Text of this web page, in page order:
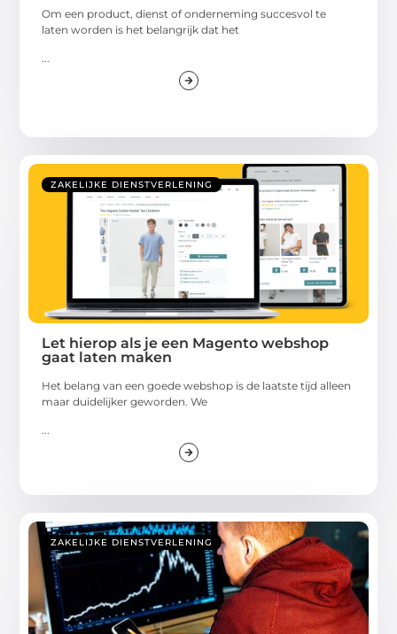
Om een product, dienst of onderneming succesvol te
laten worden is het belangrijk dat het
ZAKELIJKE DIENSTVERLENING
Let hierop als je een Magento webshop
gaat laten maken
Het belang van een goede webshop is de laatste tijd alleen
maar duidelijker geworden. We
...
ZAKELIJKE DIENSTVERLENING